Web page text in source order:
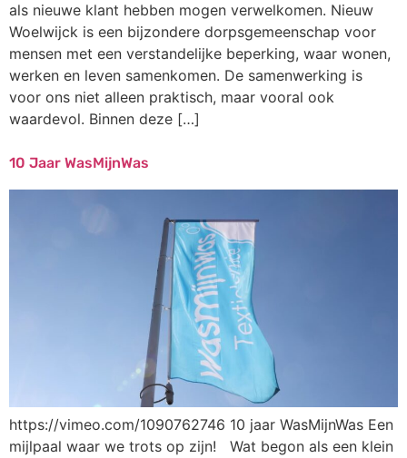
als nieuwe klant hebben mogen verwelkomen. Nieuw
Woelwijck is een bijzondere dorpsgemeenschap voor
mensen met een verstandelijke beperking, waar wonen,
werken en leven samenkomen. De samenwerking is
voor ons niet alleen praktisch, maar vooral ook
waardevol. Binnen deze […]
10 Jaar WasMijnWas
https://vimeo.com/1090762746 10 jaar WasMijnWas Een
mijlpaal waar we trots op zijn! Wat begon als een klein